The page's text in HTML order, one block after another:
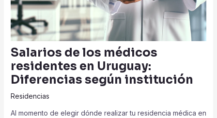
Salarios de los médicos
residentes en Uruguay:
Diferencias según institución
Residencias
Al momento de elegir dónde realizar tu residencia médica en